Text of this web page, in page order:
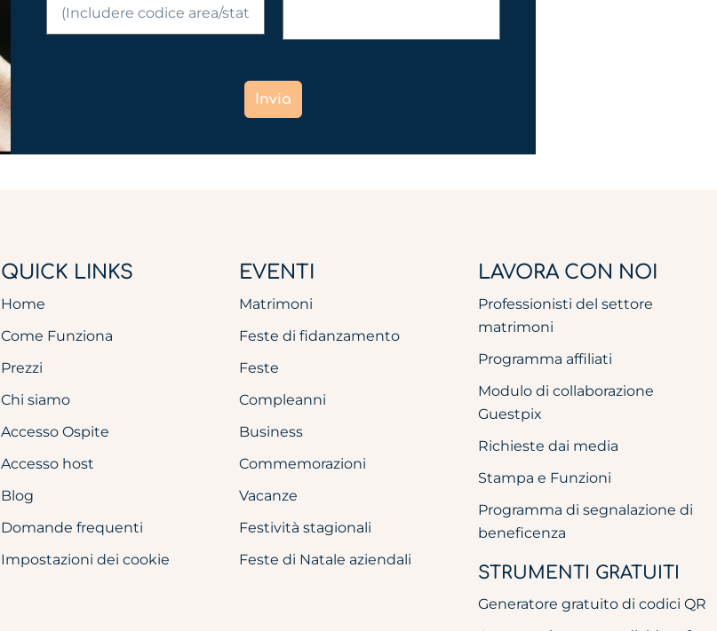
Invia
QUICK LINKS
Home
Come Funziona
Prezzi
Chi siamo
Accesso Ospite
Accesso host
Blog
Domande frequenti
Impostazioni dei cookie
EVENTI
Matrimoni
Feste di fidanzamento
Feste
Compleanni
Business
Commemorazioni
Vacanze
Festività stagionali
Feste di Natale aziendali
LAVORA CON NOI
Professionisti del settore
matrimoni
Programma affiliati
Modulo di collaborazione
Guestpix
Richieste dai media
Stampa e Funzioni
Programma di segnalazione di
beneficenza
STRUMENTI GRATUITI
Generatore gratuito di codici QR